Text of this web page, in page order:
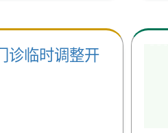
诊临时调整开